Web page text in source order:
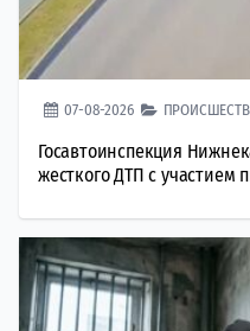
07-08-2026
Госавтоинспекция
жесткого ДТП с участием